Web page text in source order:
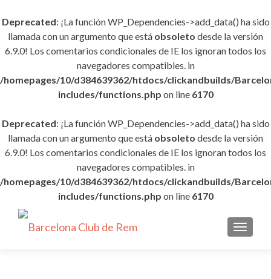
Deprecated: ¡La función WP_Dependencies->add_data() ha sido
llamada con un argumento que está obsoleto desde la versión
6.9.0! Los comentarios condicionales de IE los ignoran todos los
navegadores compatibles. in
/homepages/10/d384639362/htdocs/clickandbuilds/
includes/functions.php on line 6170
Deprecated: ¡La función WP_Dependencies->add_data() ha sido
llamada con un argumento que está obsoleto desde la versión
6.9.0! Los comentarios condicionales de IE los ignoran todos los
navegadores compatibles. in
/homepages/10/d384639362/htdocs/clickandbuilds/
includes/functions.php on line 6170